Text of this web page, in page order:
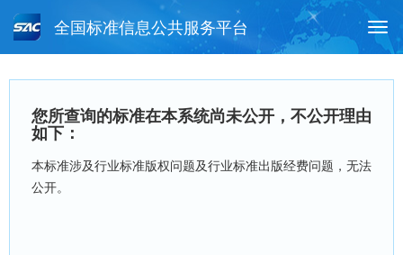
全国标准信息公共服务平台
首页 行业标准 标准查询
月报查询 标准公告查询 帮助中心
您所查询的标准在本系统尚未公开，不公开理由
如下：
本标准涉及行业标准版权问题及行业标准出版经费问题，无法
公开。